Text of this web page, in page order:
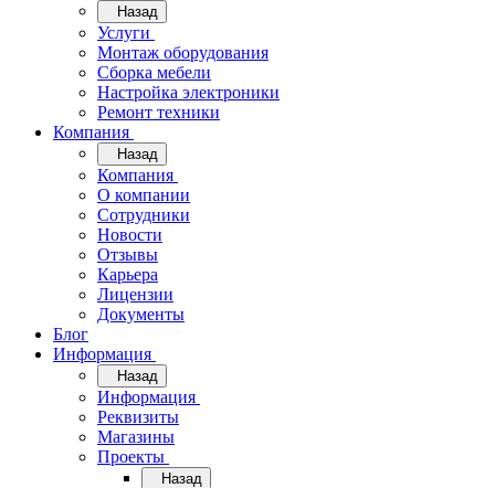
Назад
Услуги
Монтаж оборудования
Сборка мебели
Настройка электроники
Ремонт техники
Компания
Назад
Компания
О компании
Сотрудники
Новости
Отзывы
Карьера
Лицензии
Документы
Блог
Информация
Назад
Информация
Реквизиты
Магазины
Проекты
Назад